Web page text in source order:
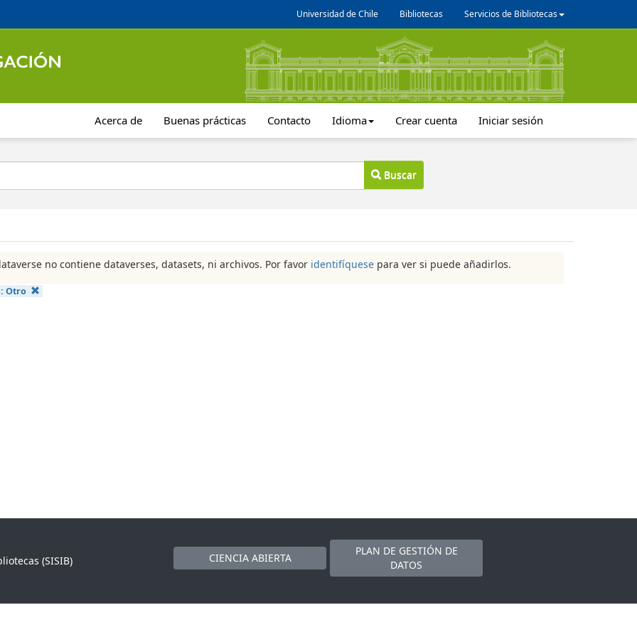
Universidad de Chile Bibliotecas Servicios de Bibliotecas
Acerca de Buenas prácticas Contacto Idioma Crear cuenta Iniciar sesión
Buscar
no contiene dataverses, datasets, ni archivos. Por favor identifíquese para ver si puede añadirlos.
Otro
(SISIB)
CIENCIA ABIERTA
PLAN DE GESTIÓN DE
DATOS